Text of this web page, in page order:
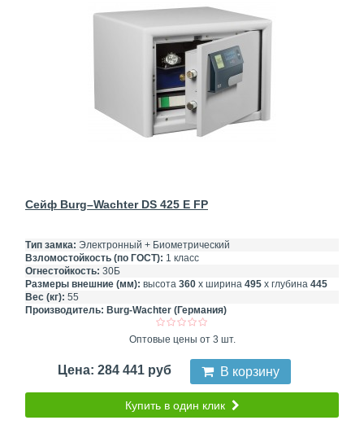
Сейф Burg–Wachter DS 425 E FP
Тип замка: Электронный + Биометрический
Взломостойкость (по ГОСТ): 1 класс
Огнестойкость: 30Б
Размеры внешние (мм): высота 360 х ширина 495 х глубина 445
Вес (кг): 55
Производитель: Burg-Wachter (Германия)
Оптовые цены от 3 шт.
Цена: 284 441 руб В корзину
Купить в один клик